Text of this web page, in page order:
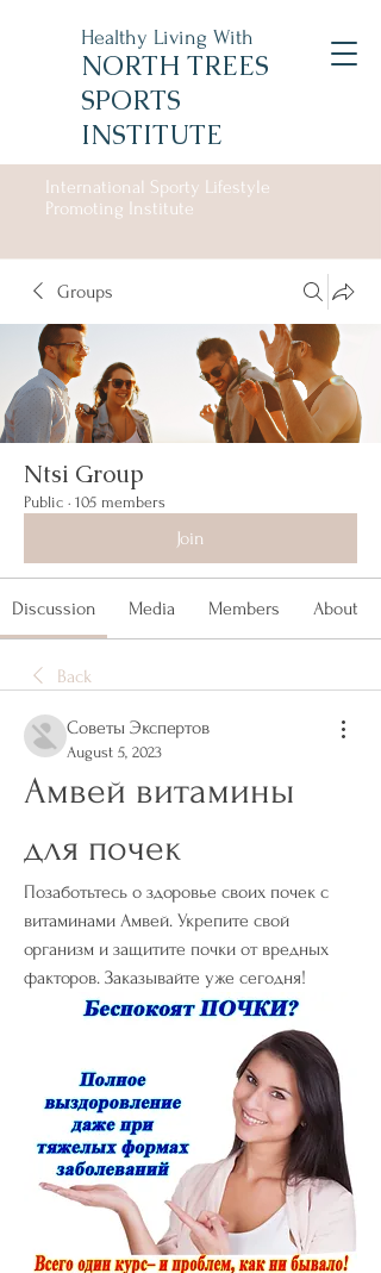
Healthy Living With
NORTH TREES
SPORTS
INSTITUTE
International Sporty Lifestyle
Promoting Institute
Groups
Ntsi Group
Public · 105 members
Join
Discussion Media Members About
Back
Советы Экспертов
August 5, 2023
Амвей витамины
для почек
Позаботьтесь о здоровье своих почек с
витаминами Амвей. Укрепите свой
организм и защитите почки от вредных
факторов. Заказывайте уже сегодня!